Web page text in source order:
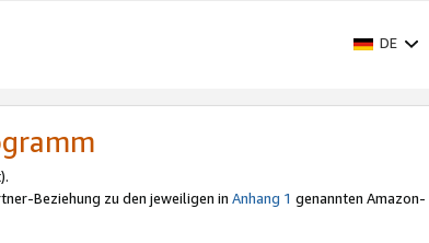
DE
Beziehung zu den jeweiligen in Anhang 1 genannten Amazon-